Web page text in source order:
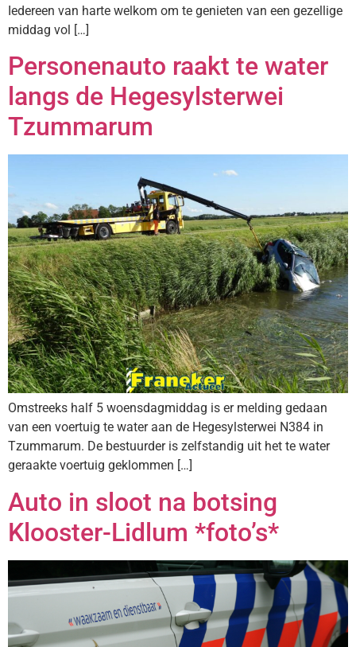
Iedereen van harte welkom om te genieten van een gezellige
middag vol […]
Personenauto raakt te water
langs de Hegesylsterwei
Tzummarum
Omstreeks half 5 woensdagmiddag is er melding gedaan
van een voertuig te water aan de Hegesylsterwei N384 in
Tzummarum. De bestuurder is zelfstandig uit het te water
geraakte voertuig geklommen […]
Auto in sloot na botsing
Klooster-Lidlum *foto’s*